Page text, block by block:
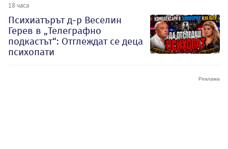
18 часа
Психиатърът д-р Веселин
Герев в „Телеграфно
подкастът“: Отглеждат се деца
психопати